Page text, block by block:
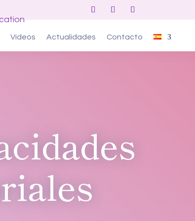
Vídeos Actualidades Contacto